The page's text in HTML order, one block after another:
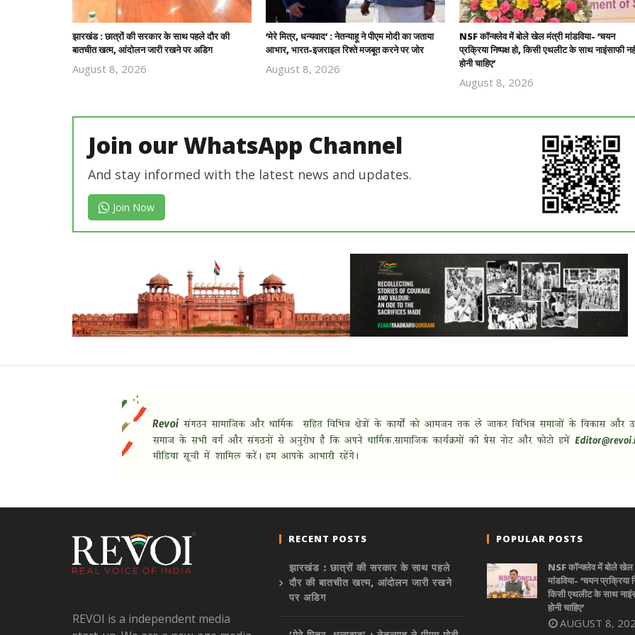
झारखंड : छात्रों की सरकार के साथ पहले दौर की
बातचीत खत्म, आंदोलन जारी रखने पर अडिग
August 8, 2026
‘मेरे मित्र, धन्यवाद’ : नेतन्याहू ने पीएम मोदी का जताया
आभार, भारत-इजराइल रिश्ते मजबूत करने पर जोर
August 8, 2026
NSF कॉन्क्लेव में बोले खेल मंत्री मांडविया- ‘चयन
प्रक्रिया निष्पक्ष हो, किसी एथलीट के साथ नाइंसाफी
होनी चाहिए’
August 8, 2026
Join our WhatsApp Channel
And stay informed with the latest news and updates.
Join Now
REVOI is a independent media
RECENT POSTS
झारखंड : छात्रों की सरकार के साथ पहले
दौर की बातचीत खत्म, आंदोलन जारी रखने
पर अडिग
POPULAR POSTS
NSF कॉन्क्लेव में बोले खेल
मांडविया- ‘चयन प्रक्रिया
किसी एथलीट के साथ
होनी चाहिए’
AUGUST 8,